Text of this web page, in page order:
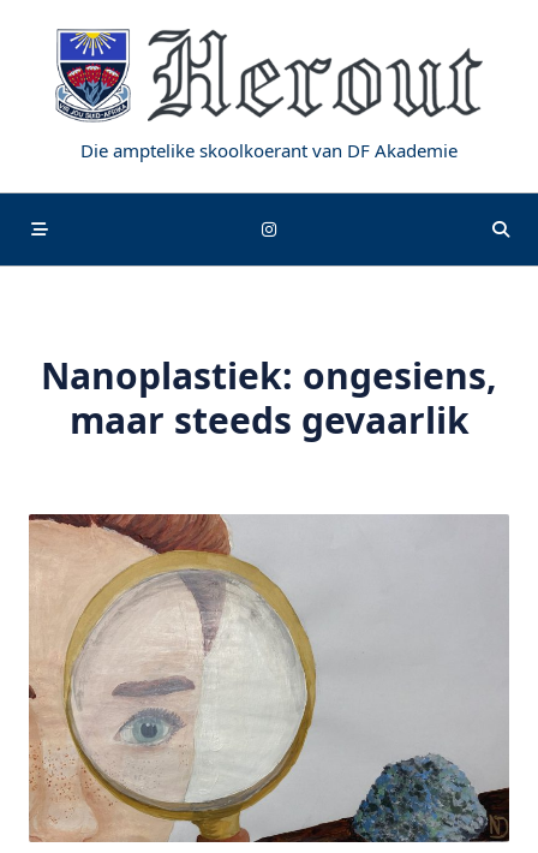
content
Die amptelike skoolkoerant van DF Akademie
Nanoplastiek: ongesiens,
maar steeds gevaarlik